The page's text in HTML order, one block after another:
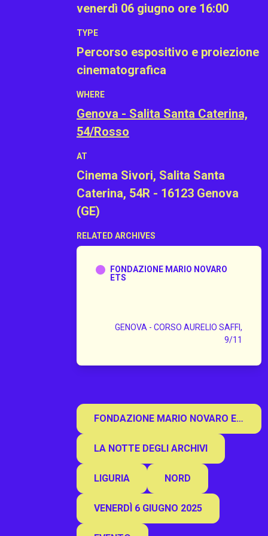
venerdì 06 giugno ore 16:00
TYPE
Percorso espositivo e proiezione
cinematografica
WHERE
Genova - Salita Santa Caterina,
54/Rosso
AT
Cinema Sivori, Salita Santa
Caterina, 54R - 16123 Genova
(GE)
RELATED ARCHIVES
FONDAZIONE MARIO NOVARO
ETS
GENOVA - CORSO AURELIO SAFFI,
9/11
Fondazione Mario Novaro ETS
FONDAZIONE MARIO NOVARO ETS
LA NOTTE DEGLI ARCHIVI
LIGURIA NORD
VENERDÌ 6 GIUGNO 2025